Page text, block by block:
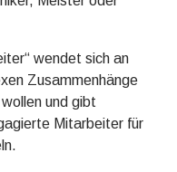
wendet sich an
Zusammenhänge
und gibt
Mitarbeiter für